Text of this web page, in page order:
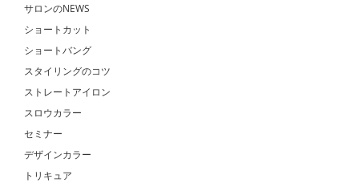
サロンのNEWS
ショートカット
ショートバング
スタイリングのコツ
ストレートアイロン
スロウカラー
セミナー
デザインカラー
トリキュア